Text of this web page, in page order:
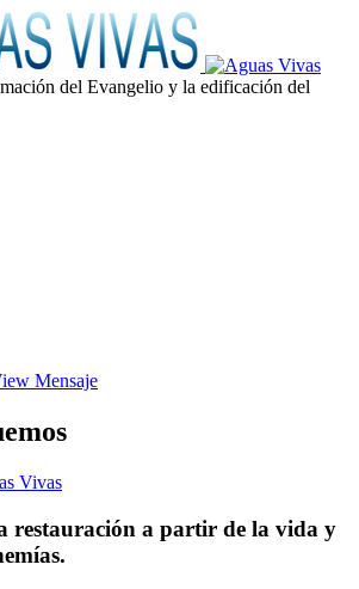
del Evangelio y la edificación del
Mensaje
Vivas
restauración a partir de la vida y